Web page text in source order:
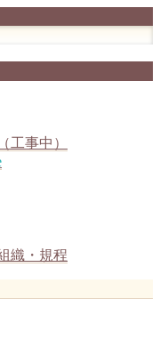
工事中）
織・規程